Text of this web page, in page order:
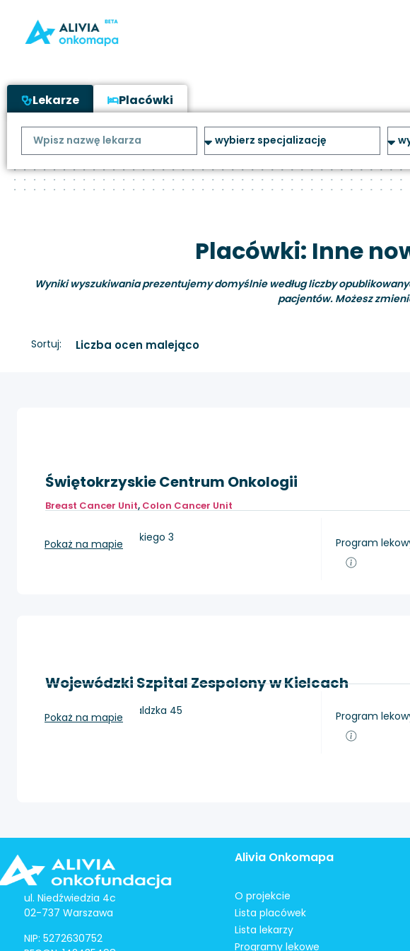
Lekarze Placówki
Placówki: Inne
Wyniki wyszukiwania prezentujemy domyślnie według liczby
pacjentów. Możesz
Sortuj:
Świętokrzyskie Centrum Onkologii
Breast Cancer Unit, Colon Cancer Unit
Kielce, ul. Artwińskiego 3
Pokaż na mapie Program
Wojewódzki Szpital Zespolony w Kielcach
Kielce, ul. Grunwaldzka 45
Pokaż na mapie Program
ul. Niedźwiedzia 4c
02-737 Warszawa
NIP: 5272630752
Alivia Onkomapa
O projekcie
Lista placówek
Lista lekarzy
Programy lekowe